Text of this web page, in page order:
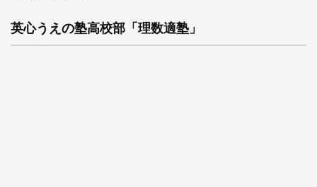
英心うえの塾高校部「理数適塾」